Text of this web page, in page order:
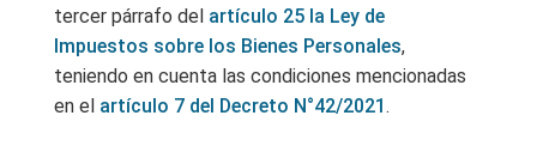
tercer párrafo del artículo 25 la Ley de
Impuestos sobre los Bienes Personales,
teniendo en cuenta las condiciones mencionadas
en el artículo 7 del Decreto N°42/2021 .